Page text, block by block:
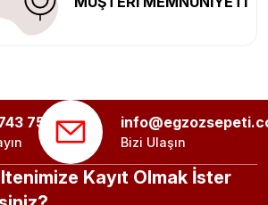
75 56
Bizi Ulaşın
Kayıt Olmak İster